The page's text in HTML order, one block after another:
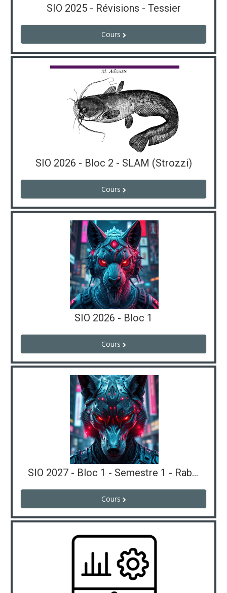
SIO 2025 - Révisions - Tessier
Cours
SIO 2026 - Bloc 2 - SLAM (Strozzi)
Cours
SIO 2026 - Bloc 1
Cours
SIO 2027 - Bloc 1 - Semestre 1 - Rabier
Cours